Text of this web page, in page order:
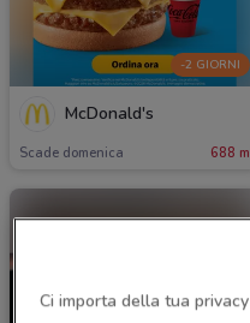
-2 GIORNI
McDonald's
Scade domenica 688 m
Ci importa della tua privacy